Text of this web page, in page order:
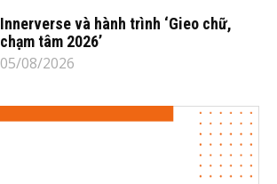
Innerverse và hành trình ‘Gieo chữ,
chạm tâm 2026’
05/08/2026